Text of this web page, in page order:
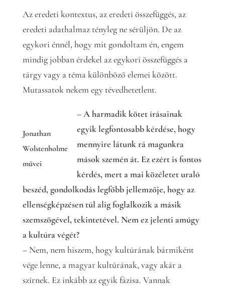
Az eredeti kontextus, az eredeti összefüggés, az
eredeti adathalmaz tényleg ne sérüljön. De az
egykori énnél, hogy mit gondoltam én, engem
mindig jobban érdekel az egykori összefüggés a
tárgy vagy a téma különböző elemei között.
Mutassatok nekem egy tévedhetetlent.
Jonathan
Wolstenholme
művei
– A harmadik kötet írásainak
egyik legfontosabb kérdése, hogy
mennyire látunk rá magunkra
mások szemén át. Ez ezért is fontos
kérdés, mert a mai közéletet uraló
beszéd, gondolkodás legfőbb jellemzője, hogy az
ellenségképzésen túl alig foglalkozik a másik
szemszögével, tekintetével. Nem ez jelenti amúgy
a kultúra végét?
– Nem, nem hiszem, hogy kultúrának bármiként
vége lenne, a magyar kultúrának, vagy akár a
szírnek. Ez inkább az egyik fázisa. Vannak